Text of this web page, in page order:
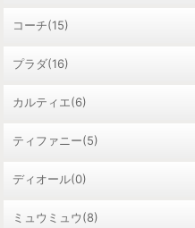
コーチ(15)
プラダ(16)
カルティエ(6)
ティファニー(5)
ディオール(0)
ミュウミュウ(8)